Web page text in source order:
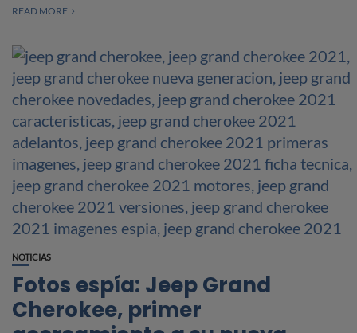
READ MORE
NOTICIAS
Fotos espía: Jeep Grand
Cherokee, primer